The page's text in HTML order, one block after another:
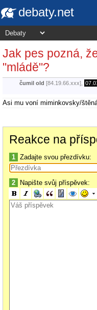
debaty.net
Jak pes pozná,
"mládě"?
čumil old [84.19.66.xxx],
Asi mu voní miminkovsky/
Reakce na
1 Zadajte svou přezdívku:
2 Napište svůj příspěvek: